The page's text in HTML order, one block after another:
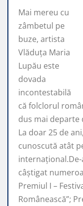
Mai mereu cu
zâmbetul pe
buze, artista
Vlăduța Maria
Lupău este
dovada
incontestabilă
că folclorul
dus mai departe
La doar 25 de
cunoscută atât
câştigat
Premiul I –
Românească”;